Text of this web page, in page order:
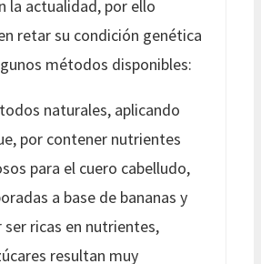
la actualidad, por ello
retar su condición genética
métodos disponibles:
naturales, aplicando
por contener nutrientes
para el cuero cabelludo,
a base de bananas y
ser ricas en nutrientes,
resultan muy